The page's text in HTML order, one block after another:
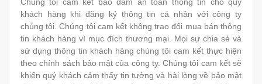
Chúng tôi cam kết bảo đảm an toàn thông tin cho quý
khách hàng khi đăng ký thông tin cá nhân với công ty
chúng tôi. Chúng tôi cam kết không trao đổi mua bán thông
tin khách hàng vì mục đích thương mại. Mọi sự chia sẻ và
sử dụng thông tin khách hàng chúng tôi cam kết thực hiện
theo chính sách bảo mật của công ty. Chúng tôi cam kết sẽ
khiến quý khách cảm thấy tin tưởng và hài lòng về bảo mật